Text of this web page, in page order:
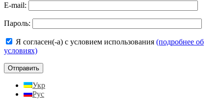
E-mail:
Пароль:
Я согласен(-а) с условием использования (подробнее об
условиях)
Укр
Рус